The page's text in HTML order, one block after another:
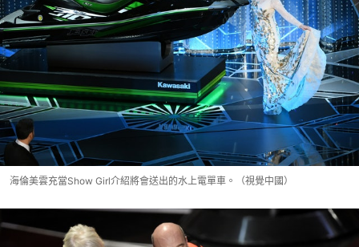
海倫美雲充當Show Girl介紹將會送出的水上電單車。（視覺中國）